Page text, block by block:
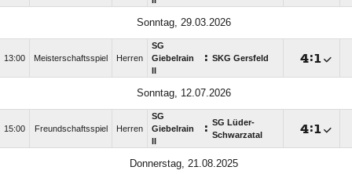
Sonntag, 29.03.2026
13:00 Meisterschaftsspiel Herren
SG
Giebelrain
: SKG Gersfeld :
Sonntag, 12.07.2026
15:00 Freundschaftsspiel Herren
SG
Giebelrain
: SG Lüder-
Schwarzatal
:
Donnerstag, 21.08.2025